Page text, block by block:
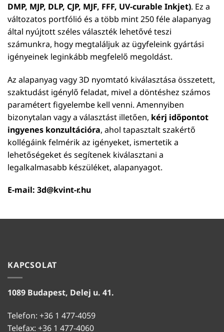
DMP, MJP, DLP, CJP, MJF, FFF, UV-curable Inkjet). Ez a
változatos portfólió és a több mint 250 féle alapanyag
által nyújtott széles választék lehetővé teszi
számunkra, hogy megtaláljuk az ügyfeleink gyártási
igényeinek leginkább megfelelő megoldást.
Az alapanyag vagy 3D nyomtató kiválasztása összetett,
szaktudást igénylő feladat, mivel a döntéshez számos
paramétert figyelembe kell venni. Amennyiben
bizonytalan vagy a választást illetően, kérj időpontot
ingyenes konzultációra, ahol tapasztalt szakértő
kollégáink felmérik az igényeket, ismertetik a
lehetőségeket és segítenek kiválasztani a
legalkalmasabb készüléket, alapanyagot.
E-mail: 3d@kvint-r.hu
KAPCSOLAT
1089 Budapest, Delej u. 41.
Telefon: +36 1 477-4059
Telefax: +36 1 477-4060